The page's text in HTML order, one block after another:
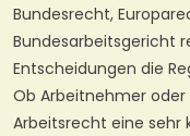
Bundesrecht,
Bundesarbeitsgericht
Entscheidungen die
Ob Arbeitnehmer
Arbeitsrecht eine sehr